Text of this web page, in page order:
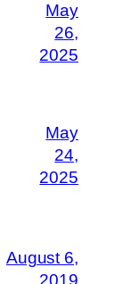
May
26,
2025
May
24,
2025
August 6,
2019